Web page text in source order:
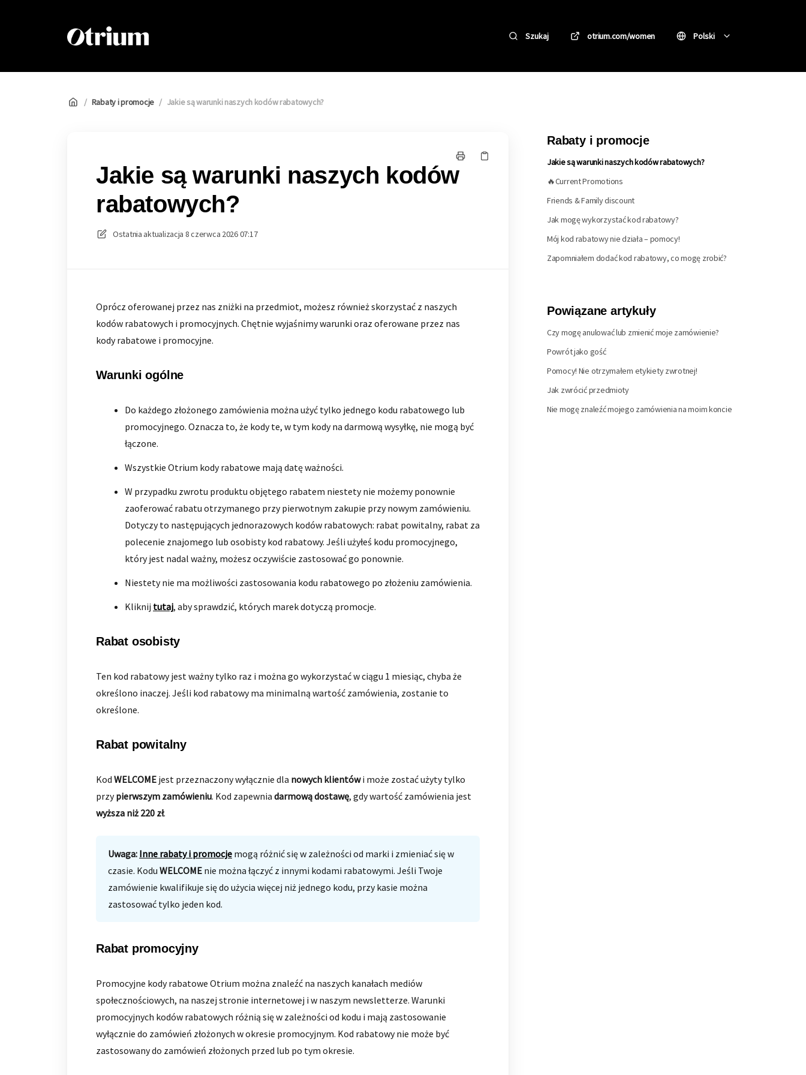
Szukaj otrium.com/women Polski
/ Rabaty i promocje / Jakie są warunki naszych kodów rabatowych?
Jakie są warunki naszych kodów
rabatowych?
Ostatnia aktualizacja 8 czerwca 2026 07:17
Oprócz oferowanej przez nas zniżki na przedmiot, możesz również skorzystać z naszych
kodów rabatowych i promocyjnych. Chętnie wyjaśnimy warunki oraz oferowane przez nas
kody rabatowe i promocyjne.
Warunki ogólne
Do każdego złożonego zamówienia można użyć tylko jednego kodu rabatowego lub
promocyjnego. Oznacza to, że kody te, w tym kody na darmową wysyłkę, nie mogą być
łączone.
Wszystkie Otrium kody rabatowe mają datę ważności.
W przypadku zwrotu produktu objętego rabatem niestety nie możemy ponownie
zaoferować rabatu otrzymanego przy pierwotnym zakupie przy nowym zamówieniu.
Dotyczy to następujących jednorazowych kodów rabatowych: rabat powitalny, rabat za
polecenie znajomego lub osobisty kod rabatowy. Jeśli użyłeś kodu promocyjnego,
który jest nadal ważny, możesz oczywiście zastosować go ponownie.
Niestety nie ma możliwości zastosowania kodu rabatowego po złożeniu zamówienia.
Kliknij tutaj, aby sprawdzić, których marek dotyczą promocje.
Rabat osobisty
Ten kod rabatowy jest ważny tylko raz i można go wykorzystać w ciągu 1 miesiąc, chyba że
określono inaczej. Jeśli kod rabatowy ma minimalną wartość zamówienia, zostanie to
określone.
Rabat powitalny
Kod WELCOME jest przeznaczony wyłącznie dla nowych klientówi może zostać użyty tylko
przypierwszym zamówieniu. Kod zapewnia darmową dostawę, gdy wartość zamówienia jest
wyższa niż 220 zł.
Uwaga: Inne rabaty i promocje mogą różnić się w zależności od marki i zmieniać się w
czasie. Kodu WELCOME nie można łączyć z innymi kodami rabatowymi. Jeśli Twoje
zamówienie kwalifikuje się do użycia więcej niż jednego kodu, przy kasie można
zastosować tylko jeden kod.
Rabat promocyjny
Promocyjne kody rabatowe Otrium można znaleźć na naszych kanałach mediów
społecznościowych, na naszej stronie internetowej i w naszym newsletterze. Warunki
promocyjnych kodów rabatowych różnią się w zależności od kodu i mają zastosowanie
wyłącznie do zamówień złożonych w okresie promocyjnym. Kod rabatowy nie może być
zastosowany do zamówień złożonych przed lub po tym okresie.
Rabaty i promocje
Jakie są warunki naszych kodów rabatowych?
🔥Current Promotions
Friends & Family discount
Jak mogę wykorzystać kod rabatowy?
Mój kod rabatowy nie działa – pomocy!
Zapomniałem dodać kod rabatowy, co mogę zrobić?
Powiązane artykuły
Czy mogę anulować lub zmienić moje zamówienie?
Powrót jako gość
Pomocy! Nie otrzymałem etykiety zwrotnej!
Jak zwrócić przedmioty
Nie mogę znaleźć mojego zamówienia na moim koncie